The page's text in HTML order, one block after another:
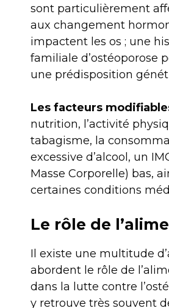
sont particulièrement
aux changement
impactent les os ; une
familiale d’ostéoporose
une prédisposition
Les facteurs
nutrition, l’activité
tabagisme, la
excessive d’alcool, un
Masse Corporelle) bas,
certaines conditions
Le rôle de
Il existe une multitude
abordent le rôle de
dans la lutte contre
y retrouve très souvent